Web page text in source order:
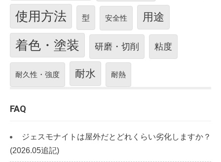
使用方法 型 安全性 用途
着色・塗装 研磨・切削 粘度
耐久性・強度 耐水 耐熱
FAQ
ジェスモナイトは屋外だとどれくらい劣化しますか？
(2026.05追記)